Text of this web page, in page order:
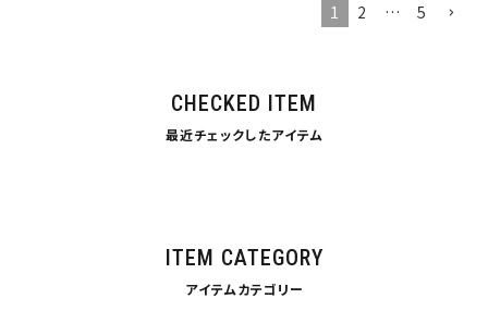
1
2 … 5
CHECKED ITEM
最近チェックしたアイテム
ITEM CATEGORY
アイテムカテゴリー